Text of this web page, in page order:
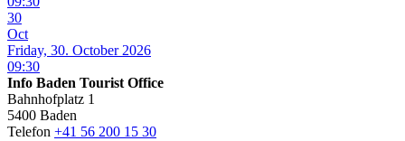
30
Oct
Friday, 30. October 2026
09:30
Info Baden Tourist Office
Bahnhofplatz 1
5400 Baden
Telefon +41 56 200 15 30